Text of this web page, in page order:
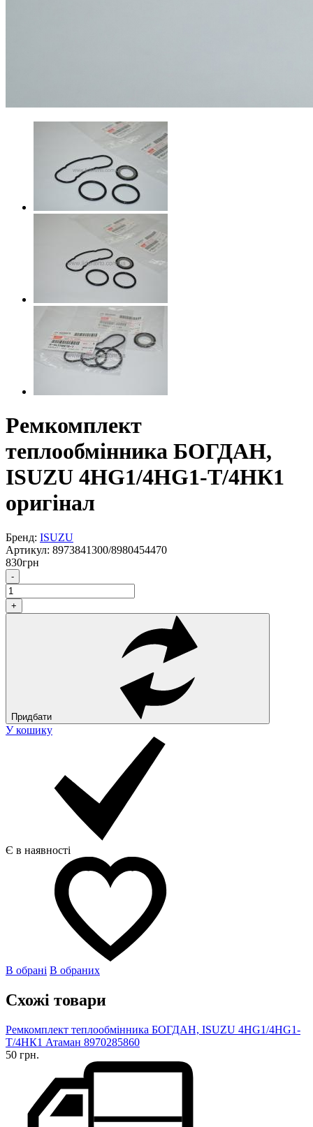
Ремкомплект
теплообмінника БОГДАН,
ISUZU 4HG1/4HG1-T/4НК1
оригінал
Бренд: ISUZU
Артикул: 8973841300/8980454470
830грн
-
+
Придбати
У кошику
Є в наявності
В обрані В обраних
Схожі товари
Ремкомплект теплообмінника БОГДАН, ISUZU 4HG1/4HG1-
T/4НК1 Атаман 8970285860
50 грн.